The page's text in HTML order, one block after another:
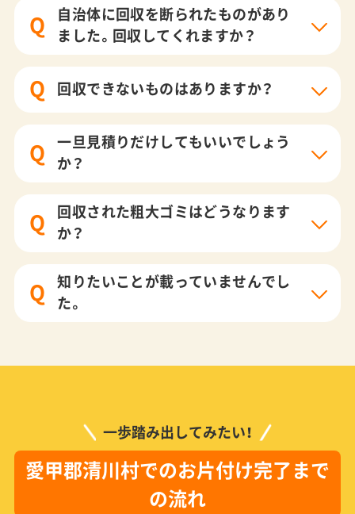
Q
自治体に回収を断られたものがあり
ました。回収してくれますか？
Q 回収できないものはありますか？
Q
一旦見積りだけしてもいいでしょう
か？
Q
回収された粗大ゴミはどうなります
か？
Q
知りたいことが載っていませんでし
た。
一歩踏み出してみたい！
愛甲郡清川村でのお片付け完了まで
の流れ